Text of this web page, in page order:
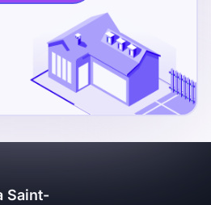
Saint-